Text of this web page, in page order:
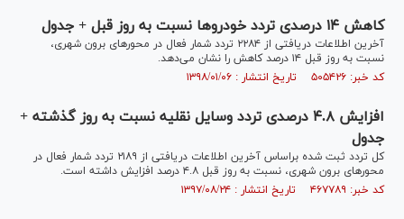
کاهش ۱۴ درصدی تردد خودرو‌ها نسبت به روز قبل + جدول
آخرین اطلاعات دریافتی از ۲۲۸۴ تردد شمار فعال در محور‌های برون شهری،
نسبت به روز قبل ۱۴ درصد کاهش را نشان می‌دهد.
کد خبر: ۵۰۵۴۲۶ تاریخ انتشار : ۱۳۹۸/۰۱/۰۶
افزایش ۴.۸ درصدی تردد وسایل نقلیه نسبت به روز گذشته +
جدول
کل تردد ثبت شده براساس آخرین اطلاعات دریافتی از ۲۱۸۹ تردد شمار فعال در
محور‌های برون شهری، نسبت به روز قبل ۴.۸ درصد افزایش داشته است.
کد خبر: ۴۶۷۷۸۹ تاریخ انتشار : ۱۳۹۷/۰۸/۲۴